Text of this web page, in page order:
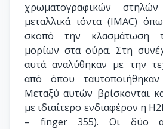
χρωματογραφικών
μεταλλικά ιόντα (IMAC)
σκοπό την κλασμάτωση
μορίων στα ούρα. Στη
αυτά αναλύθηκαν με την
από όπου
Μεταξύ αυτών βρίσκονται
με ιδιαίτερο ενδιαφέρον η
– finger 355). Οι δύο